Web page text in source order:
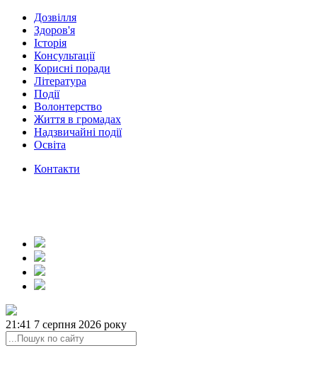
Дозвілля
Здоров'я
Історія
Консультації
Корисні поради
Література
Події
Волонтерство
Життя в громадах
Надзвичайні події
Освіта
Контакти
21:41 7 серпня 2026 року